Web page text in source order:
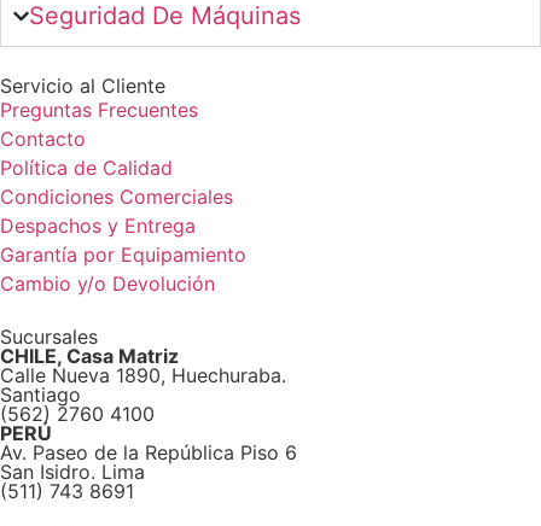
Seguridad De Máquinas
Servicio al Cliente
Preguntas Frecuentes
Contacto
Política de Calidad
Condiciones Comerciales
Despachos y Entrega
Garantía por Equipamiento
Cambio y/o Devolución
Sucursales
CHILE, Casa Matriz
Calle Nueva 1890, Huechuraba.
Santiago
(562) 2760 4100
PERÚ
Av. Paseo de la República Piso 6
San Isidro. Lima
(511) 743 8691